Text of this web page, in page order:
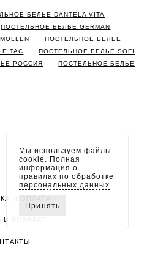
БЕЛЬЕ DANTELA VITA
ПОСТЕЛЬНОЕ БЕЛЬЕ GERMAN
ПОСТЕЛЬНОЕ БЕЛЬЕ
TAC
ПОСТЕЛЬНОЕ БЕЛЬЕ SOFI
РОССИЯ
ПОСТЕЛЬНОЕ БЕЛЬЕ
И ОПЛАТА
ВОЗВРАТ
Мы используем файлы
cookie. Полная
информация о
правилах по обработке
персональных данных
Принять